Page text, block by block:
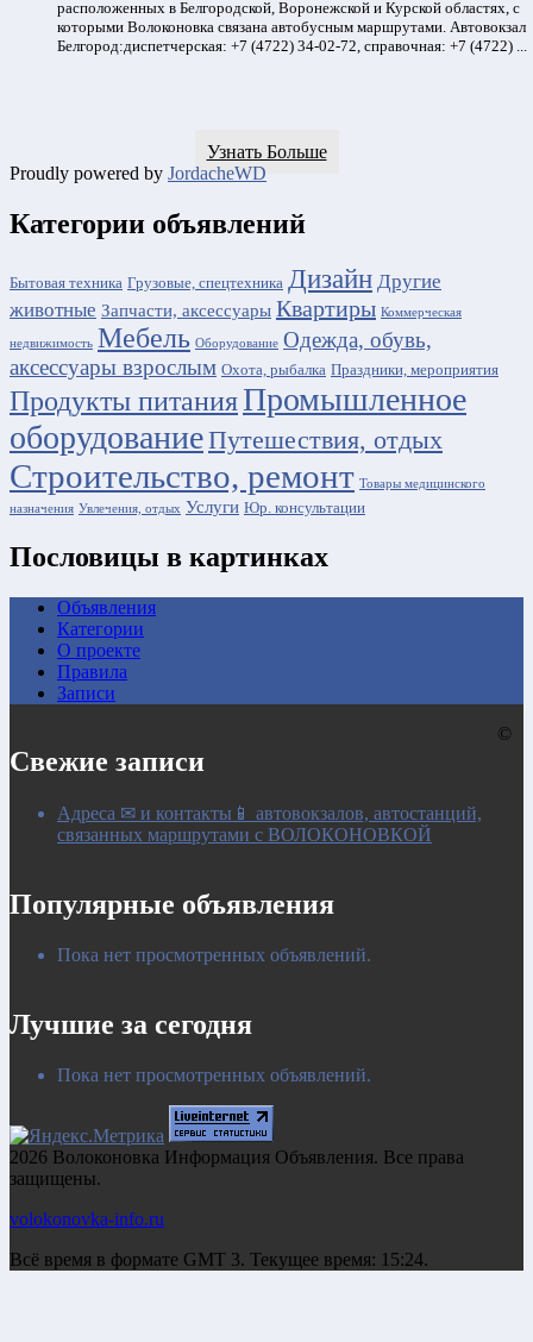
расположенных в Белгородской, Воронежской и Курской областях, с
которыми Волоконовка связана автобусным маршрутами. Автовокзал
Белгород:диспетчерская: +7 (4722) 34-02-72, справочная: +7 (4722) ...
Узнать Больше
Proudly powered by JordacheWD
Категории объявлений
Бытовая техника Грузовые, спецтехника Дизайн Другие
животные Запчасти, аксессуары Квартиры Коммерческая
недвижимость Мебель Оборудование Одежда, обувь,
аксессуары взрослым Охота, рыбалка Праздники, мероприятия
Продукты питанияПромышленное
оборудованиеПутешествия, отдых
Строительство, ремонт Товары медицинского
назначения Увлечения, отдых Услуги Юр. консультации
Пословицы в картинках
Объявления
Категории
О проекте
Правила
Записи
Свежие записи
Адреса ✉ и контакты📱 автовокзалов, автостанций,
связанных маршрутами с ВОЛОКОНОВКОЙ
Популярные объявления
Пока нет просмотренных объявлений.
Лучшие за сегодня
Пока нет просмотренных объявлений.
©
2026 Волоконовка Информация Объявления. Все права
защищены.
volokonovka-info.ru
Всё время в формате GMT 3. Текущее время: 15:24.